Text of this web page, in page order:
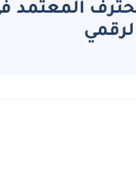
المعتمد